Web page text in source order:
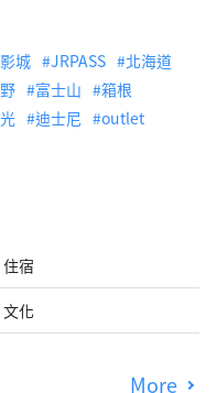
城 JRPASS
北海道
富士山
箱根
迪士尼
outlet
住宿
文化
More